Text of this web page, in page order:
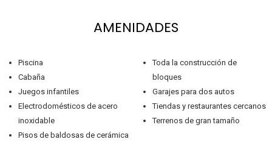
AMENIDADES
Piscina
Cabaña
Juegos infantiles
Electrodomésticos de acero
inoxidable
Pisos de baldosas de cerámica
Toda la construcción de
bloques
Garajes para dos autos
Tiendas y restaurantes cercanos
Terrenos de gran tamaño